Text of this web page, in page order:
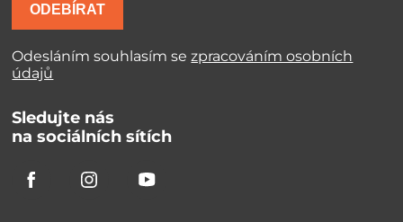
ODEBÍRAT
Odesláním souhlasím sezpracováním osobních
údajů
Sledujte nás
na sociálních sítích